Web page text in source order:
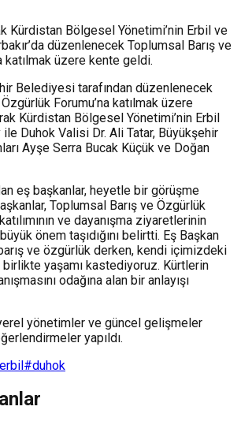
Kürdistan Bölgesel Yönetimi’nin Erbil ve
düzenlenecek Toplumsal Barış ve
katılmak üzere kente geldi.
Belediyesi tarafından düzenlenecek
Forumu’na katılmak üzere
Kürdistan Bölgesel Yönetimi’nin Erbil
Duhok Valisi Dr. Ali Tatar, Büyükşehir
Ayşe Serra Bucak Küçük ve Doğan
eş başkanlar, heyetle bir görüşme
Toplumsal Barış ve Özgürlük
ve dayanışma ziyaretlerinin
önem taşıdığını belirtti. Eş Başkan
ve özgürlük derken, kendi içimizdeki
birlikte yaşamı kastediyoruz. Kürtlerin
odağına alan bir anlayışı
yönetimler ve güncel gelişmeler
yapıldı.
#duhok